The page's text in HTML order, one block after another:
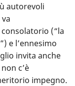
autorevoli
(“la
e l’ennesimo
invita anche
c’è
impegno.